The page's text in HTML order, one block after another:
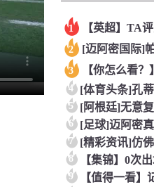
1
2
3
4
5
6
7
8
9